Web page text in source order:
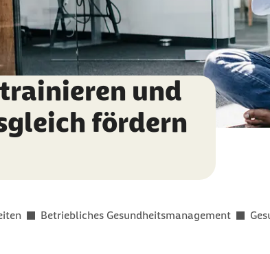
und
fördern
Betriebliches Gesundheitsmanagement